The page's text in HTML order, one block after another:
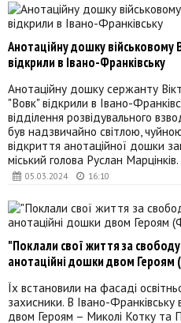
05.03.2024 16:10
Анотаційну дошку військовому
відкрили в Івано-Франківську
Анотаційну дошку сержанту
"Вовк" відкрили в Івано-
відділення розвідувального
був надзвичайно світлою,
відкриття анотаційної дошки
міський голова Руслан
"Поклали свої життя за
анотаційні дошки двом
Їх встановили на фасаді
захисники. В Івано-Франківську
двом Героям – Миколі Котку та